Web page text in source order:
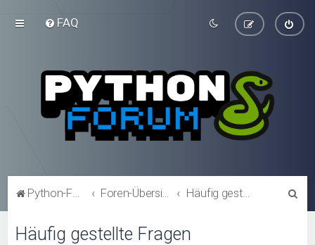
FAQ
Python-Forum.de Foren-Übersicht
Häufig gestellte Fragen